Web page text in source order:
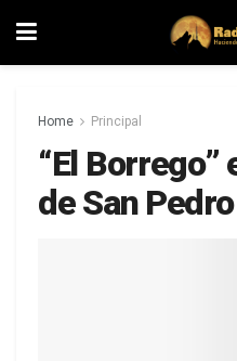
Home Principal
“El Borrego”
de San